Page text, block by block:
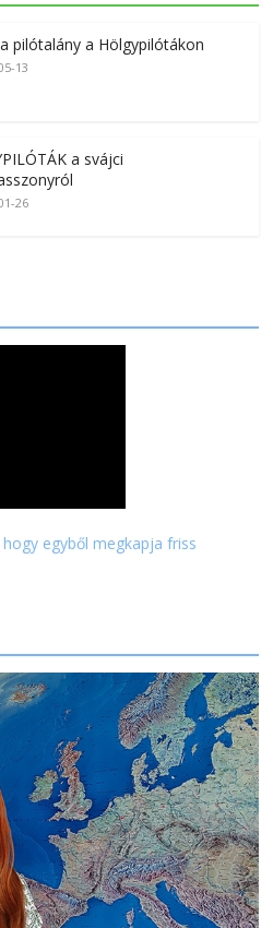
pilótalány a Hölgypilótákon
13
a svájci
26
egyből megkapja friss